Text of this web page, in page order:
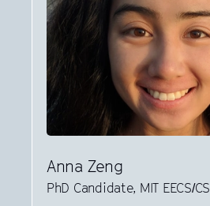
Anna Zeng
PhD Candidate, MIT EECS/